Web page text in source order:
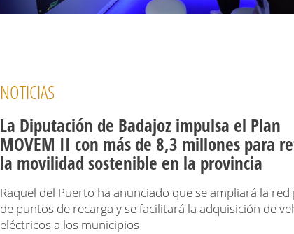
NOTICIAS
La Diputación de Badajoz impulsa el Plan
MOVEM II con más de 8,3 millones para
la movilidad sostenible en la provincia
Raquel del Puerto ha anunciado que se ampliará la red
de puntos de recarga y se facilitará la adquisición de
eléctricos a los municipios